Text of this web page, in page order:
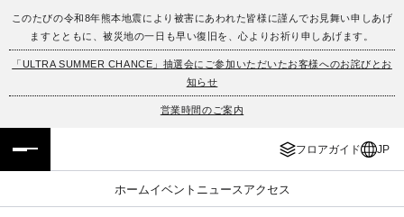
このたびの令和8年熊本地震により被害にあわれた皆様に謹んでお見舞い申しあげ
ますとともに、被災地の一日も早い復旧を、心よりお祈り申しあげます。
「ULTRA SUMMER CHANCE」抽選会にご参加いただいたお客様へのお詫びとお
知らせ
営業時間のご案内
フロアガイド JP
ホームイベント ニュース アクセス
フロアガイド
施設案内・アクセス
ENGLISH
繁体字